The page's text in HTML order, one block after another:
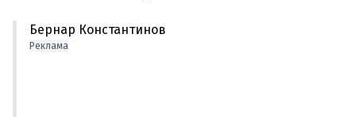
Бернар Константинов
Реклама